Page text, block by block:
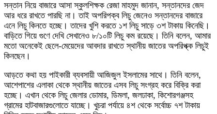
সন্তান নিয়ে বাজারে আসা স্কুলশিক্ষক রেজা মাহমুদ জানান, সন্তানদের জেদ
আর ধরে রাখতে পারছি না। তাই অপরিপক্ব লিচু জেনেও সন্তানদের বাজারে
এনে লিচু কিনতে হচ্ছে। তাদের খুশি করতে ১শ লিচু সাড়ে ৩শ টাকায় কিনেছি।
বাড়িতে গিয়ে গুণে দেখি সেখানেও ৮/১০টি লিচু কম রয়েছে। তিনি বলেন, আমার
মতো অনেকেই ছেলে-মেয়েদের আবদার রাখতে স্থানীয় জাতের অপরিপ্ক্ক লিচুই
কিনছেন।
আড়তে কথা হয় পাইকারী ব্যবসায়ী আজিজুল ইসলামের সাথে। তিনি বলেন,
আশেপাশের এলাকা থেকে স্থানীয় জাতের এসব লিচু সংগ্রহ করে বিক্রি করা
হচ্ছে। এখান থেকে লিচু জেলার ডোমার, ডিমলা, জলঢাকা, কিশোরগঞ্জসহ
গ্রামের হাটবাজারগুলোতে যাচ্ছে। খুচরা পর্যায়ে ৪শ থেকে সর্বোচ্চ ৭শ টাকায়